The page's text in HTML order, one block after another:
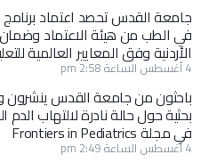
جامعة القدس تحصد اعتماد برنامج
في الطب من هيئة الاعتماد
الأردنية وفق المعايير العالمية
4 أغسطس الساعة 2:58 pm
باحثون من جامعة القدس ينشرون
بحثية حول حالة نادرة لالتهاب الدم
في مجلة Frontiers in Pediatrics
4 أغسطس الساعة 2:49 pm